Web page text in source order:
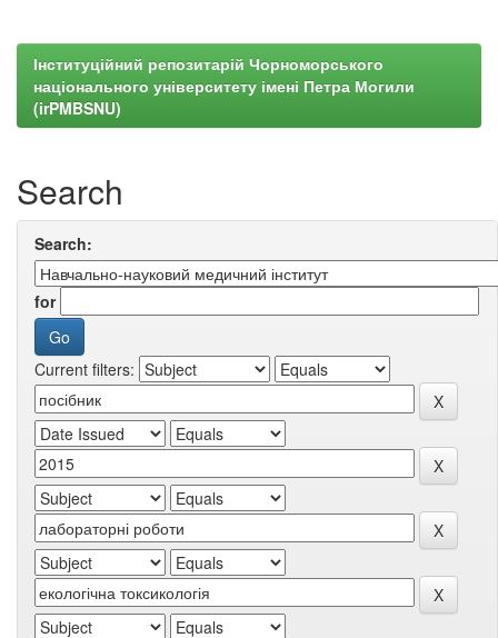
Інституційний репозитарій Чорноморського
національного університету імені Петра Могили
(irPMBSNU)
Search
Search:
for
Current filters: